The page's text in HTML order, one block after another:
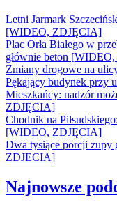
Letni Jarmark
[WIDEO, ZDJĘCIA]
Plac Orła Białego w
głównie beton
Zmiany drogowe na
Pękający budynek przy
Mieszkańcy: nadzór
ZDJĘCIA]
Chodnik na
[WIDEO, ZDJĘCIA]
Dwa tysiące porcji zupy
ZDJECIA]
Najnowsze